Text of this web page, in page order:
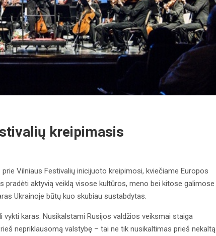
kreipimasis
Vilniaus Festivalių inicijuoto kreipimosi, kviečiame Europos
aktyvią veiklą visose kultūros, meno bei kitose galimose
Ukrainoje būtų kuo skubiau sustabdytas.
karas. Nusikalstami Rusijos valdžios veiksmai staiga
nepriklausomą valstybę – tai ne tik nusikaltimas prieš nekaltą